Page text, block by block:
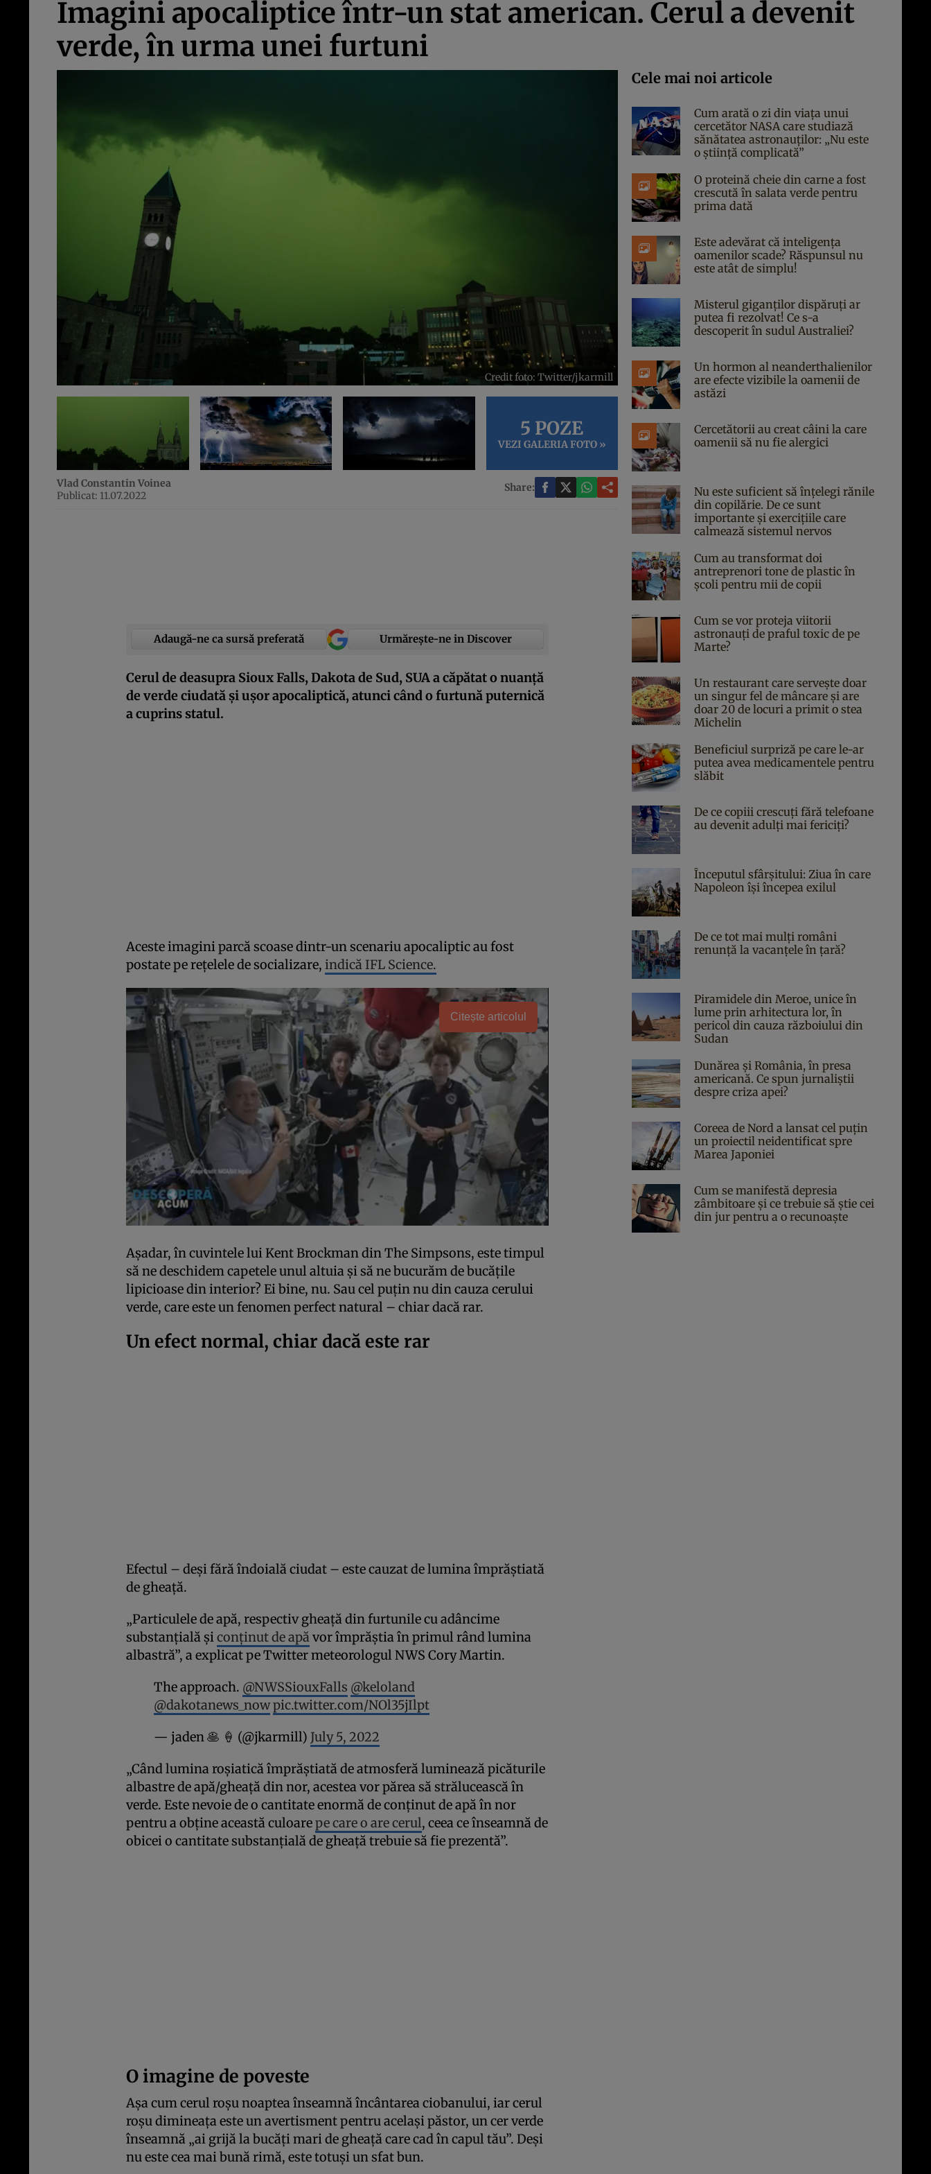
Imagini apocaliptice într-un stat american. Cerul a devenit
verde, în urma unei furtuni
Credit foto: Twitter/jkarmill
5 POZE
VEZI GALERIA FOTO »
Vlad Constantin Voinea
Publicat: 11.07.2022
Share:
Adaugă-ne ca sursă preferată Urmărește-ne in Discover
Cerul de deasupra Sioux Falls, Dakota de Sud, SUA a căpătat o nuanță
de verde ciudată și ușor apocaliptică, atunci când o furtună puternică
a cuprins statul.
Aceste imagini parcă scoase dintr-un scenariu apocaliptic au fost
postate pe rețelele de socializare, indică IFL Science.
Citește articolul
Așadar, în cuvintele lui Kent Brockman din The Simpsons, este timpul
să ne deschidem capetele unul altuia și să ne bucurăm de bucățile
lipicioase din interior? Ei bine, nu. Sau cel puțin nu din cauza cerului
verde, care este un fenomen perfect natural – chiar dacă rar.
Un efect normal, chiar dacă este rar
Efectul – deși fără îndoială ciudat – este cauzat de lumina împrăștiată
de gheață.
„Particulele de apă, respectiv gheață din furtunile cu adâncime
substanțială șiconținut de apă vor împrăștia în primul rând lumina
albastră”, a explicat pe Twitter meteorologul NWS Cory Martin.
The approach. @NWSSiouxFalls @keloland
@dakotanews_nowpic.twitter.com/NOl35jIlpt
— jaden 🥞 🍦 (@jkarmill) July 5, 2022
„Când lumina roșiatică împrăștiată de atmosferă luminează picăturile
albastre de apă/gheață din nor, acestea vor părea să strălucească în
verde. Este nevoie de o cantitate enormă de conținut de apă în nor
pentru a obține această culoarepe care o are cerul, ceea ce înseamnă de
obicei o cantitate substanțială de gheață trebuie să fie prezentă”.
O imagine de poveste
Așa cum cerul roșu noaptea înseamnă încântarea ciobanului, iar cerul
roșu dimineața este un avertisment pentru același păstor, un cer verde
înseamnă „ai grijă la bucăți mari de gheață care cad în capul tău”. Deși
nu este cea mai bună rimă, este totuși un sfat bun.
Cele mai noi articole
Cum arată o zi din viața unui
cercetător NASA care studiază
sănătatea astronauților: „Nu este
o știință complicată”
O proteină cheie din carne a fost
crescută în salata verde pentru
prima dată
Este adevărat că inteligența
oamenilor scade? Răspunsul nu
este atât de simplu!
Misterul giganților dispăruți ar
putea fi rezolvat! Ce s-a
descoperit în sudul Australiei?
Un hormon al neanderthalienilor
are efecte vizibile la oamenii de
astăzi
Cercetătorii au creat câini la care
oamenii să nu fie alergici
Nu este suficient să înțelegi rănile
din copilărie. De ce sunt
importante și exercițiile care
calmează sistemul nervos
Cum au transformat doi
antreprenori tone de plastic în
școli pentru mii de copii
Cum se vor proteja viitorii
astronauți de praful toxic de pe
Marte?
Un restaurant care servește doar
un singur fel de mâncare și are
doar 20 de locuri a primit o stea
Michelin
Beneficiul surpriză pe care le-ar
putea avea medicamentele pentru
slăbit
De ce copiii crescuți fără telefoane
au devenit adulți mai fericiți?
Începutul sfârşitului: Ziua în care
Napoleon îşi începea exilul
De ce tot mai mulți români
renunță la vacanțele în țară?
Piramidele din Meroe, unice în
lume prin arhitectura lor, în
pericol din cauza războiului din
Sudan
Dunărea și România, în presa
americană. Ce spun jurnaliștii
despre criza apei?
Coreea de Nord a lansat cel puțin
un proiectil neidentificat spre
Marea Japoniei
Cum se manifestă depresia
zâmbitoare și ce trebuie să știe cei
din jur pentru a o recunoaște